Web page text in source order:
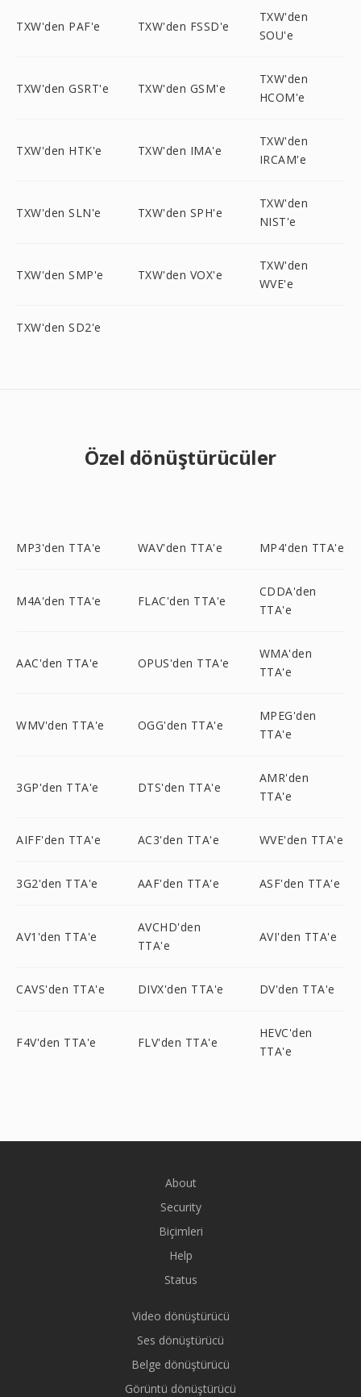
TXW'den PAF'e TXW'den FSSD'e
TXW'den
SOU'e
TXW'den GSRT'e TXW'den GSM'e
TXW'den
HCOM'e
TXW'den HTK'e TXW'den IMA'e
TXW'den
IRCAM'e
TXW'den SLN'e TXW'den SPH'e
TXW'den
NIST'e
TXW'den SMP'e TXW'den VOX'e
TXW'den
WVE'e
TXW'den SD2'e
Özel dönüştürücüler
MP3'den TTA'e WAV'den TTA'e MP4'den TTA'e
M4A'den TTA'e FLAC'den TTA'e
CDDA'den
TTA'e
AAC'den TTA'e OPUS'den TTA'e
WMA'den
TTA'e
WMV'den TTA'e OGG'den TTA'e
MPEG'den
TTA'e
3GP'den TTA'e DTS'den TTA'e
AMR'den
TTA'e
AIFF'den TTA'e AC3'den TTA'e WVE'den TTA'e
3G2'den TTA'e AAF'den TTA'e ASF'den TTA'e
AV1'den TTA'e
AVCHD'den
TTA'e
AVI'den TTA'e
CAVS'den TTA'e DIVX'den TTA'e DV'den TTA'e
F4V'den TTA'e FLV'den TTA'e
HEVC'den
TTA'e
About
Security
Biçimleri
Help
Status
Video dönüştürücü
Ses dönüştürücü
Belge dönüştürücü
Görüntü dönüştürücü